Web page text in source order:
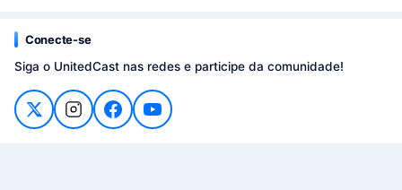
Conecte-se
Siga o UnitedCast nas redes e participe da comunidade!